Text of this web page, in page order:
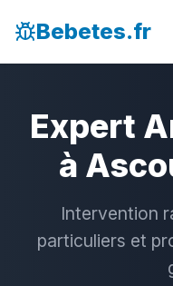
Bebetes.fr
Expert
à
Intervention
particuliers et